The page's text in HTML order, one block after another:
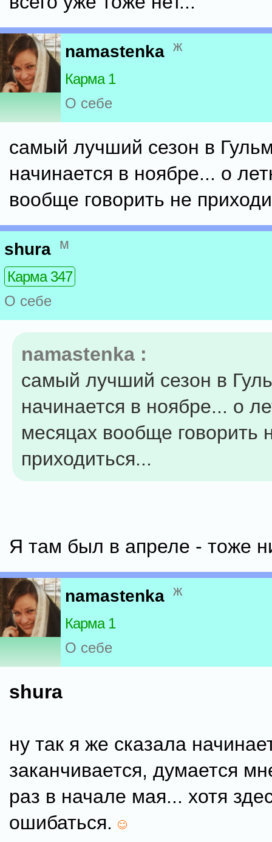
namastenka ж
Карма 1
О себе
самый лучший сезон в
начинается в ноябре... о
вообще говорить не
shura м
Карма 347
О себе
namastenka :
самый лучший сезон в
начинается в ноябре... о
месяцах вообще говорить
приходиться...
Я там был в апреле - тоже
namastenka ж
Карма 1
О себе
shura
ну так я же сказала
заканчивается, думается
раз в начале мая... хотя
ошибаться.